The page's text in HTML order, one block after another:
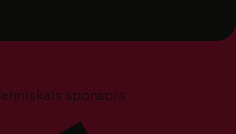
sponsors